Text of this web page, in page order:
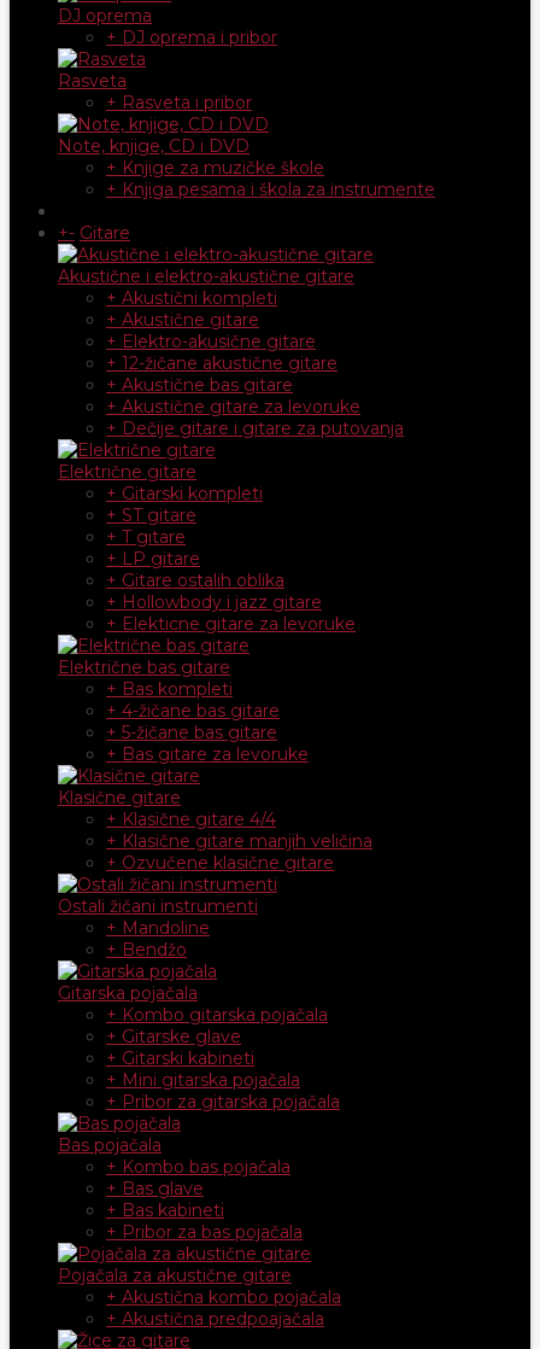
DJ oprema
+ DJ oprema i pribor
Rasveta
+ Rasveta i pribor
Note, knjige, CD i DVD
+ Knjige za muzičke škole
+ Knjiga pesama i škola za instrumente
+- Gitare
Akustične i elektro-akustične gitare
+ Akustični kompleti
+ Akustične gitare
+ Elektro-akusične gitare
+ 12-žičane akustične gitare
+ Akustične bas gitare
+ Akustične gitare za levoruke
+ Dečije gitare i gitare za putovanja
Električne gitare
+ Gitarski kompleti
+ ST gitare
+ T gitare
+ LP gitare
+ Gitare ostalih oblika
+ Hollowbody i jazz gitare
+ Elekticne gitare za levoruke
Električne bas gitare
+ Bas kompleti
+ 4-žičane bas gitare
+ 5-žičane bas gitare
+ Bas gitare za levoruke
Klasične gitare
+ Klasične gitare 4/4
+ Klasične gitare manjih veličina
+ Ozvučene klasične gitare
Ostali žičani instrumenti
+ Mandoline
+ Bendžo
Gitarska pojačala
+ Kombo gitarska pojačala
+ Gitarske glave
+ Gitarski kabineti
+ Mini gitarska pojačala
+ Pribor za gitarska pojačala
Bas pojačala
+ Kombo bas pojačala
+ Bas glave
+ Bas kabineti
+ Pribor za bas pojačala
Pojačala za akustične gitare
+ Akustična kombo pojačala
+ Akustična predpoajačala